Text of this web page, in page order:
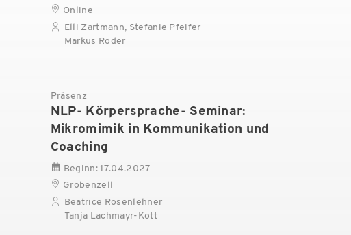
Online
Elli Zartmann, Stefanie Pfeifer
Markus Röder
Präsenz
NLP- Körpersprache- Seminar:
Mikromimik in Kommunikation und
Coaching
Beginn: 17.04.2027
Gröbenzell
Beatrice Rosenlehner
Tanja Lachmayr-Kott